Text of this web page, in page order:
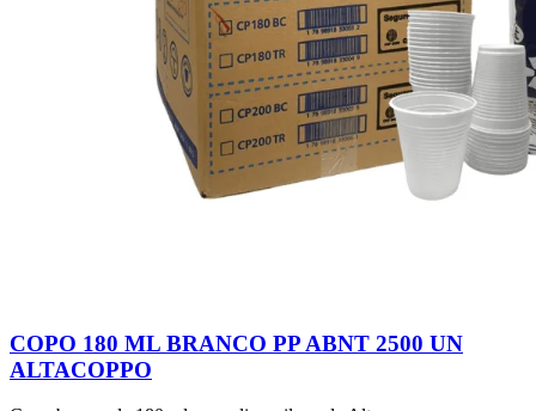
COPO 180 ML BRANCO PP ABNT 2500 UN
ALTACOPPO